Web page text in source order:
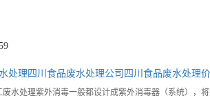
处理 四川食品废水处理公司 四川食品废水处理
水处理紫外消毒一般都设计成紫外消毒器（系统），